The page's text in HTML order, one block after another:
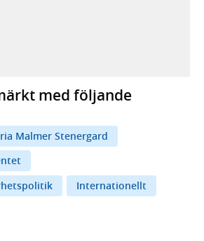
i ny flik, extern webbplats,
flik, extern webbplats,
i ny flik, extern webbplats,
din e-postklient,
med följande
Malmer Stenergard
Internationellt